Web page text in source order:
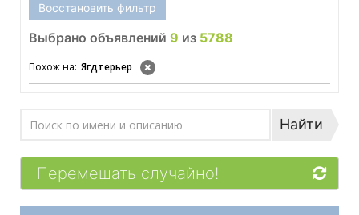
Восстановить фильтр
Выбрано объявлений 9 из 5788
Похож на: Ягдтерьер
Найти
Перемешать случайно!